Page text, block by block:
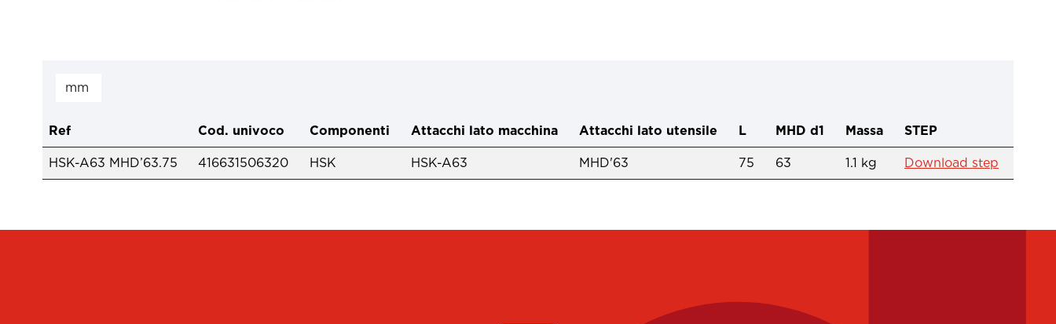
Ref Cod. univoco Componenti Attacchi lato macchina Attacchi lato utensile L MHD d1 Massa STEP
HSK-A63 MHD’63.75 416631506320 HSK HSK-A63 MHD'63 75 63 1.1 kg Download step